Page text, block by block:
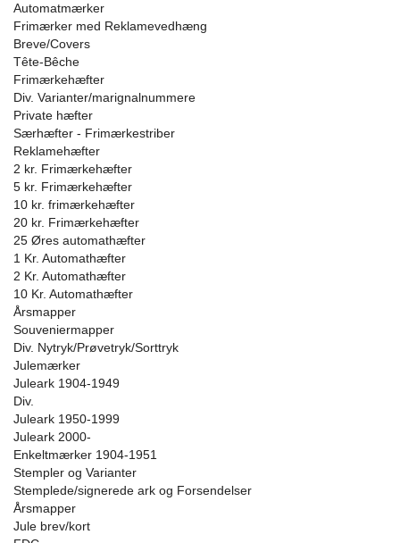
Automatmærker
Frimærker med Reklamevedhæng
Breve/Covers
Tête-Bêche
Frimærkehæfter
Div. Varianter/marignalnummere
Private hæfter
Særhæfter - Frimærkestriber
Reklamehæfter
2 kr. Frimærkehæfter
5 kr. Frimærkehæfter
10 kr. frimærkehæfter
20 kr. Frimærkehæfter
25 Øres automathæfter
1 Kr. Automathæfter
2 Kr. Automathæfter
10 Kr. Automathæfter
Årsmapper
Souveniermapper
Div. Nytryk/Prøvetryk/Sorttryk
Julemærker
Juleark 1904-1949
Div.
Juleark 1950-1999
Juleark 2000-
Enkeltmærker 1904-1951
Stempler og Varianter
Stemplede/signerede ark og Forsendelser
Årsmapper
Jule brev/kort